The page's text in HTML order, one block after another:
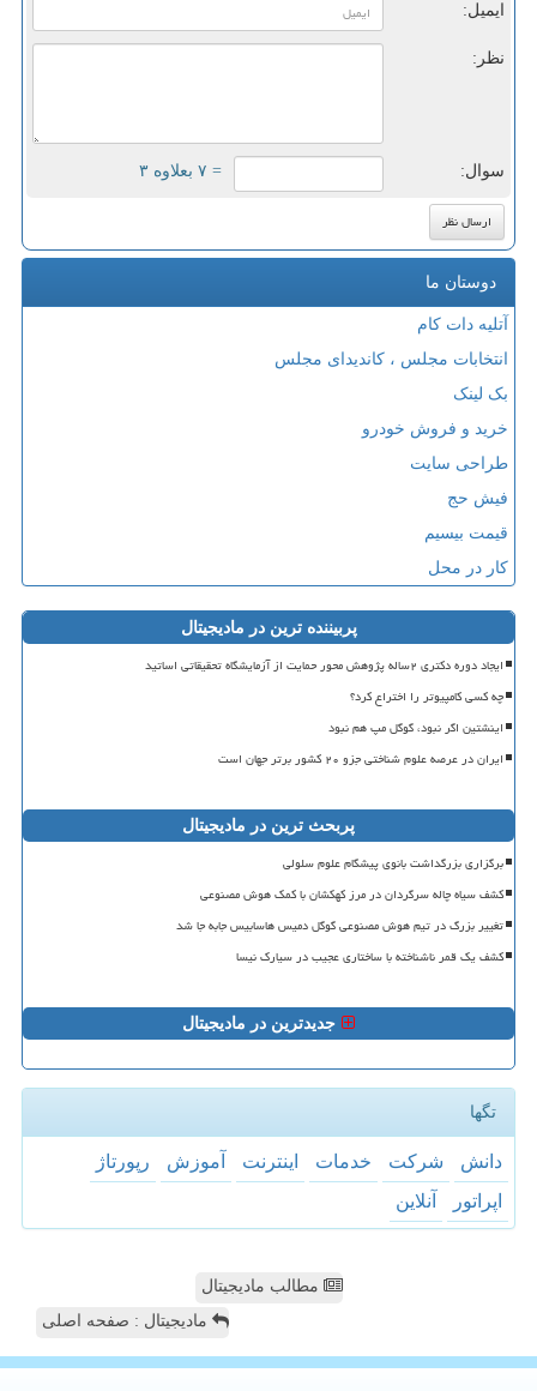
ایمیل:
نظر:
سوال: = ۷ بعلاوه ۳
دوستان ما
آتلیه دات کام
انتخابات مجلس ، کاندیدای مجلس
بک لینک
خرید و فروش خودرو
طراحی سایت
فیش حج
قیمت بیسیم
کار در محل
پربیننده ترین در مادیجیتال
ایجاد دوره دکتری ۲ساله پژوهش محور حمایت از آزمایشگاه تحقیقاتی اساتید
چه کسی کامپیوتر را اختراع کرد؟
اینشتین اگر نبود، گوگل مپ هم نبود
ایران در عرصه علوم شناختی جزو ۲۰ کشور برتر جهان است
پربحث ترین در مادیجیتال
برگزاری بزرگداشت بانوی پیشگام علوم سلولی
کشف سیاه چاله سرگردان در مرز کهکشان با کمک هوش مصنوعی
تغییر بزرگ در تیم هوش مصنوعی گوگل دمیس هاسابیس جابه جا شد
کشف یک قمر ناشناخته با ساختاری عجیب در سیارک نیسا
جدیدترین در مادیجیتال
تگها
دانش شركت خدمات اینترنت آموزش
رپورتاژ
اپراتور
آنلاین
مطالب مادیجیتال
مادیجیتال : صفحه اصلی